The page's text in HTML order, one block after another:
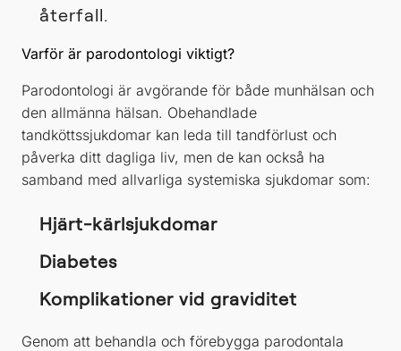
återfall.
Varför är parodontologi viktigt?
Parodontologi är avgörande för både munhälsan och
den allmänna hälsan. Obehandlade
tandköttssjukdomar kan leda till tandförlust och
påverka ditt dagliga liv, men de kan också ha
samband med allvarliga systemiska sjukdomar som:
Hjärt-kärlsjukdomar
Diabetes
Komplikationer vid graviditet
Genom att behandla och förebygga parodontala